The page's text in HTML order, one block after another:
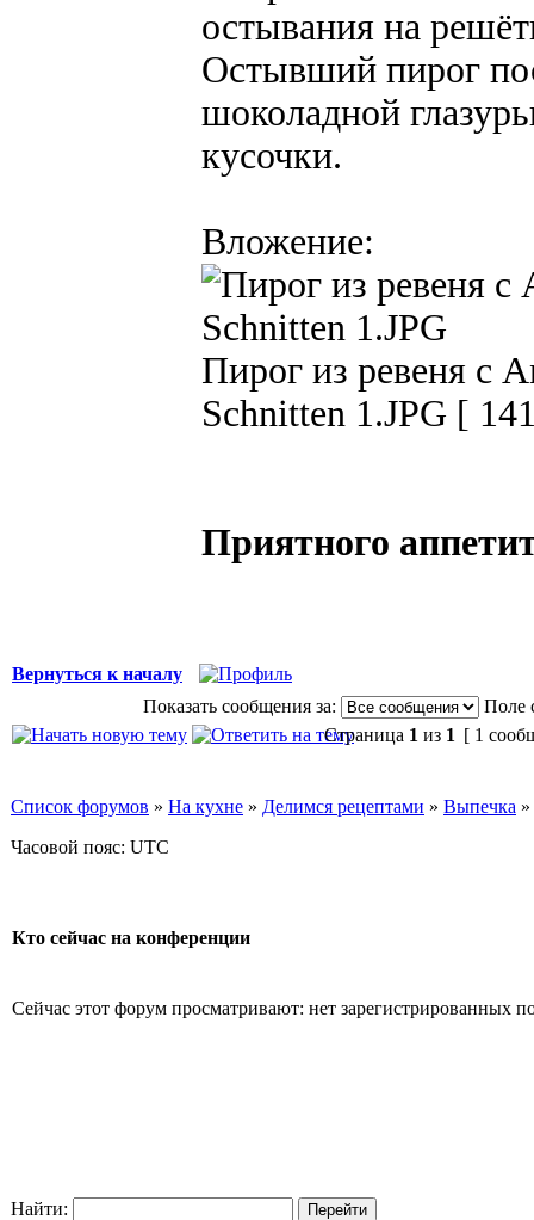
остывания на
Остывший пирог
шоколадной
кусочки.
Вложение:
Пирог из ревеня с
Schnitten 1.JPG [
Приятного
Вернуться к началу
Показать сообщения за:
Поле
Страница 1 из 1 [ 1
Список форумов » На кухне » Делимся рецептами » Выпечка »
Часовой пояс: UTC
Кто сейчас на конференции
Сейчас этот форум просматривают: нет зарегистрированных
Найти: